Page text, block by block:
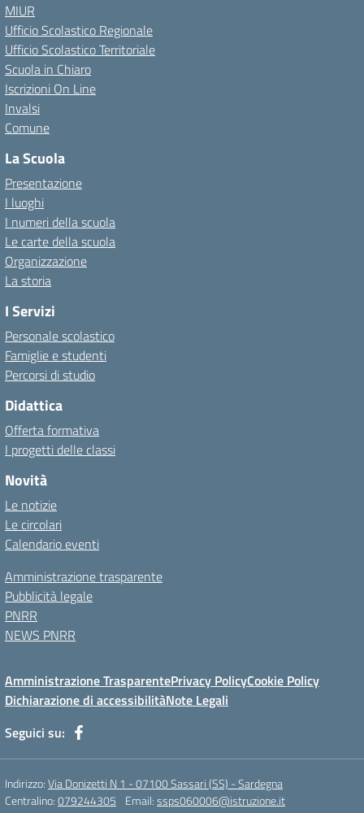
MIUR
Ufficio Scolastico Regionale
Ufficio Scolastico Territoriale
Scuola in Chiaro
Iscrizioni On Line
Invalsi
Comune
La Scuola
Presentazione
I luoghi
I numeri della scuola
Le carte della scuola
Organizzazione
La storia
I Servizi
Personale scolastico
Famiglie e studenti
Percorsi di studio
Didattica
Offerta formativa
I progetti delle classi
Novità
Le notizie
Le circolari
Calendario eventi
Amministrazione trasparente
Pubblicità legale
PNRR
NEWS PNRR
Amministrazione TrasparentePrivacy PolicyCookie Policy
Dichiarazione di accessibilitàNote Legali
Seguici su:
Indirizzo:Via Donizetti N 1 - 07100 Sassari (SS) - Sardegna
Centralino:079244305 Email:ssps060006@istruzione.it